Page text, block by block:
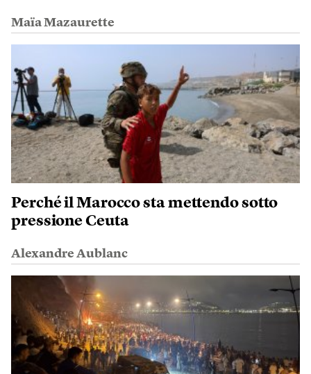
Maïa Mazaurette
Perché il Marocco sta mettendo sotto
pressione Ceuta
Alexandre Aublanc